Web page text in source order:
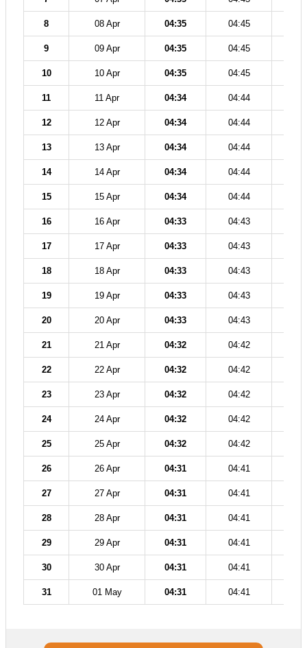
8 08 Apr 04:35 04:45
9 09 Apr 04:35 04:45
10 10 Apr 04:35 04:45
11 11 Apr 04:34 04:44
12 12 Apr 04:34 04:44
13 13 Apr 04:34 04:44
14 14 Apr 04:34 04:44
15 15 Apr 04:34 04:44
16 16 Apr 04:33 04:43
17 17 Apr 04:33 04:43
18 18 Apr 04:33 04:43
19 19 Apr 04:33 04:43
20 20 Apr 04:33 04:43
21 21 Apr 04:32 04:42
22 22 Apr 04:32 04:42
23 23 Apr 04:32 04:42
24 24 Apr 04:32 04:42
25 25 Apr 04:32 04:42
26 26 Apr 04:31 04:41
27 27 Apr 04:31 04:41
28 28 Apr 04:31 04:41
29 29 Apr 04:31 04:41
30 30 Apr 04:31 04:41
31 01 May 04:31 04:41